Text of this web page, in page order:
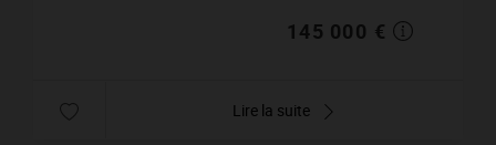
145 000 €
Lire la suite